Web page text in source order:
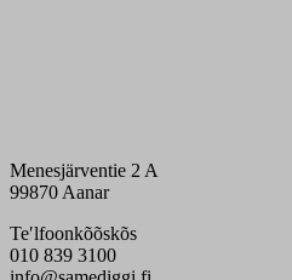
Menesjärventie 2 A
99870 Aanar
Teʹlfoonkõõskõs
010 839 3100